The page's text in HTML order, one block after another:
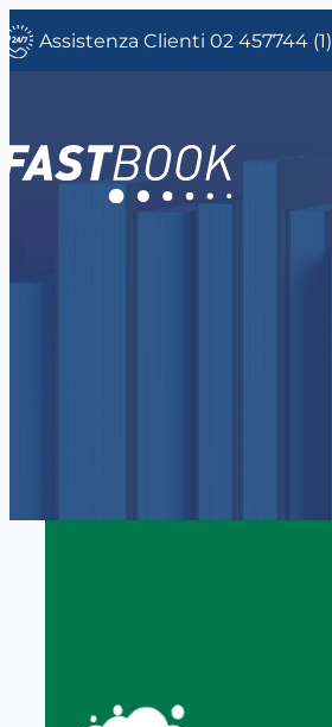
Vai
al
Assistenza Clienti 02 457744 (1)